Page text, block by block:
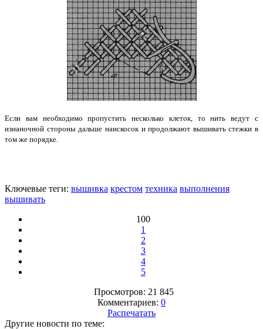
Если вам необходимо пропустить несколько клеток, то нить ведут с
изнаночной стороны дальше наискосок и продолжают вышивать стежки в
том же порядке.
Ключевые теги: вышивка крестом техника выполнения
вышивать
100
1
2
3
4
5
Просмотров: 21 845
Комментариев: 0
Распечатать
Другие новости по теме: